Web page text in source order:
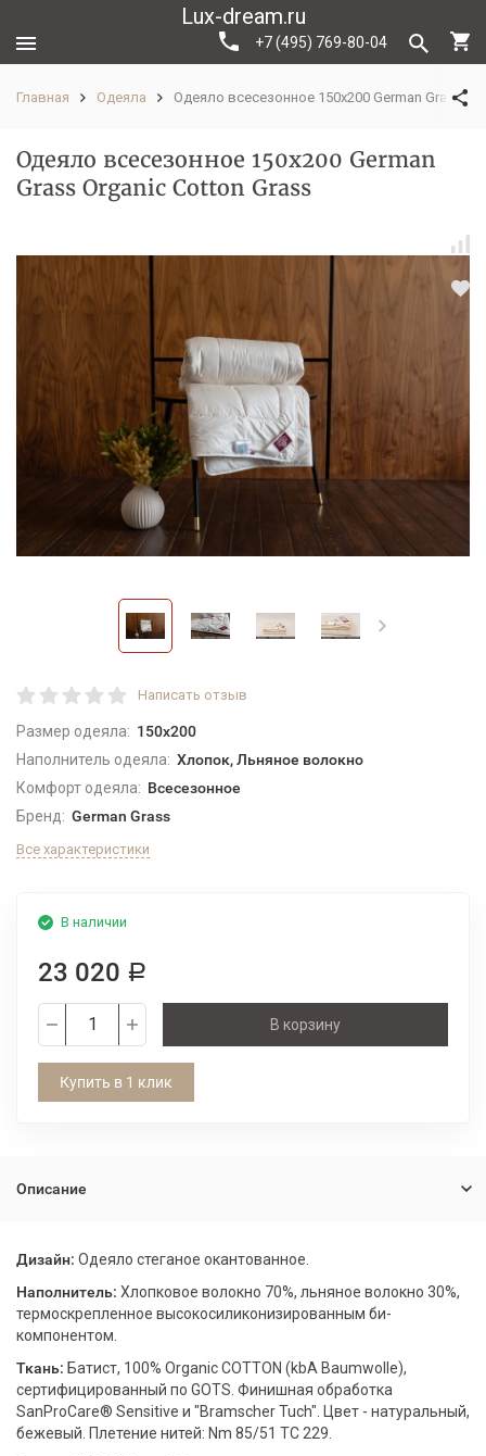
Lux-dream.ru
+7 (495) 769-80-04
Главная Одеяла Одеяло всесезонное 150х200 German Grass
Одеяло всесезонное 150х200 German
Grass Organic Cotton Grass
Написать отзыв
Размер одеяла: 150x200
Наполнитель одеяла: Хлопок, Льняное волокно
Комфорт одеяла: Всесезонное
Бренд: German Grass
Все характеристики
В наличии
23 020 Р
В корзину
Купить в 1 клик
Описание
Дизайн: Одеяло стеганое окантованное.
Наполнитель: Хлопковое волокно 70%, льняное волокно 30%,
термоскрепленное высокосиликонизированным би-
компонентом.
Ткань: Батист, 100% Organic COTТON (kbA Baumwolle),
сертифицированный по GOTS. Финишная обработка
SanProCare® Sensitive и "Bramscher Tuch". Цвет - натуральный,
бежевый. Плетение нитей: Nm 85/51 TC 229.